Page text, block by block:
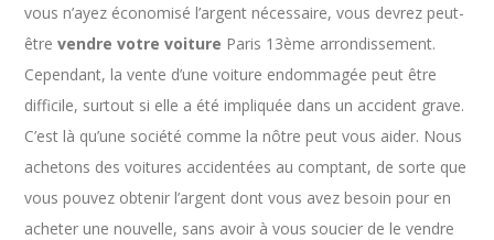
vous n’ayez économisé l’argent nécessaire, vous devrez peut-
êtrevendre votre voiture Paris 13ème arrondissement.
Cependant, la vente d’une voiture endommagée peut être
difficile, surtout si elle a été impliquée dans un accident grave.
C’est là qu’une société comme la nôtre peut vous aider. Nous
achetons des voitures accidentées au comptant, de sorte que
vous pouvez obtenir l’argent dont vous avez besoin pour en
acheter une nouvelle, sans avoir à vous soucier de le vendre